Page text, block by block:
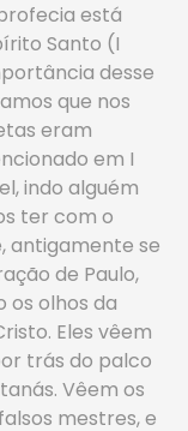
está
Santo (I
desse
que nos
eram
em I
indo alguém
ter com o
antigamente se
de Paulo,
os olhos da
Eles vêem
trás do palco
Vêem os
mestres, e